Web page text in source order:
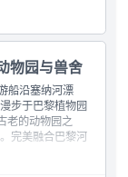
物园与兽舍
船沿塞纳河漂
步于巴黎植物园
老的动物园之
完美融合巴黎河